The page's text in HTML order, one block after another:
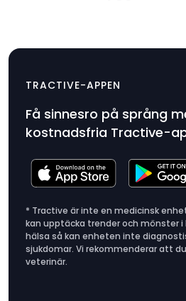
säkerhetsmekanism
Produktpris
$9.99
TRACTIVE-APPEN
Få sinnesro på språng
kostnadsfria Tractive-
* Tractive är inte en medicinsk
kan upptäcka trender och mönster i
hälsa så kan enheten inte
sjukdomar. Vi rekommenderar att
veterinär.